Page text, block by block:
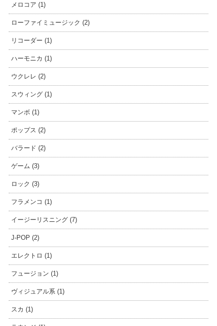
メロコア (1)
ローファイミュージック (2)
リコーダー (1)
ハーモニカ (1)
ウクレレ (2)
スウィング (1)
マンボ (1)
ポップス (2)
バラード (2)
ゲーム (3)
ロック (3)
フラメンコ (1)
イージーリスニング (7)
J-POP (2)
エレクトロ (1)
フュージョン (1)
ヴィジュアル系 (1)
スカ (1)